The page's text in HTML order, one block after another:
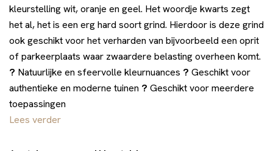
kleurstelling wit, oranje en geel. Het woordje kwarts zegt
het al, het is een erg hard soort grind. Hierdoor is deze grind
ook geschikt voor het verharden van bijvoorbeeld een oprit
of parkeerplaats waar zwaardere belasting overheen komt.
? Natuurlijke en sfeervolle kleurnuances ? Geschikt voor
authentieke en moderne tuinen ? Geschikt voor meerdere
toepassingen
Lees verder